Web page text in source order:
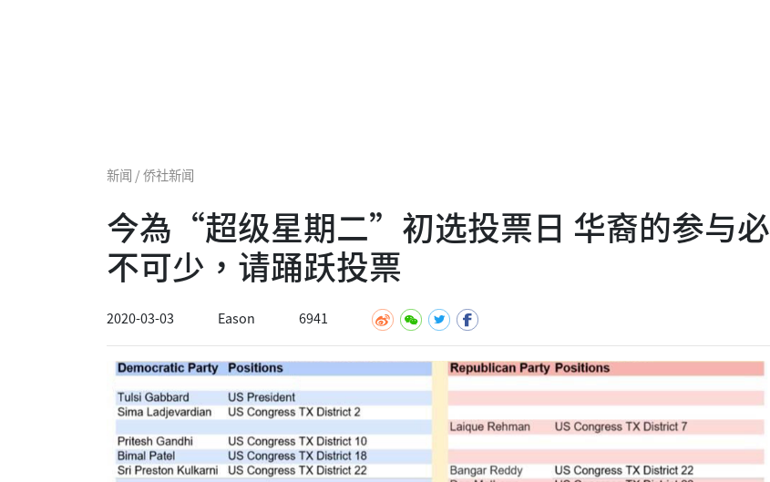
新闻 / 侨社新闻
今為“超级星期二”初选投票日 华裔的参与必
不可少，请踊跃投票
2020-03-03 Eason 6941